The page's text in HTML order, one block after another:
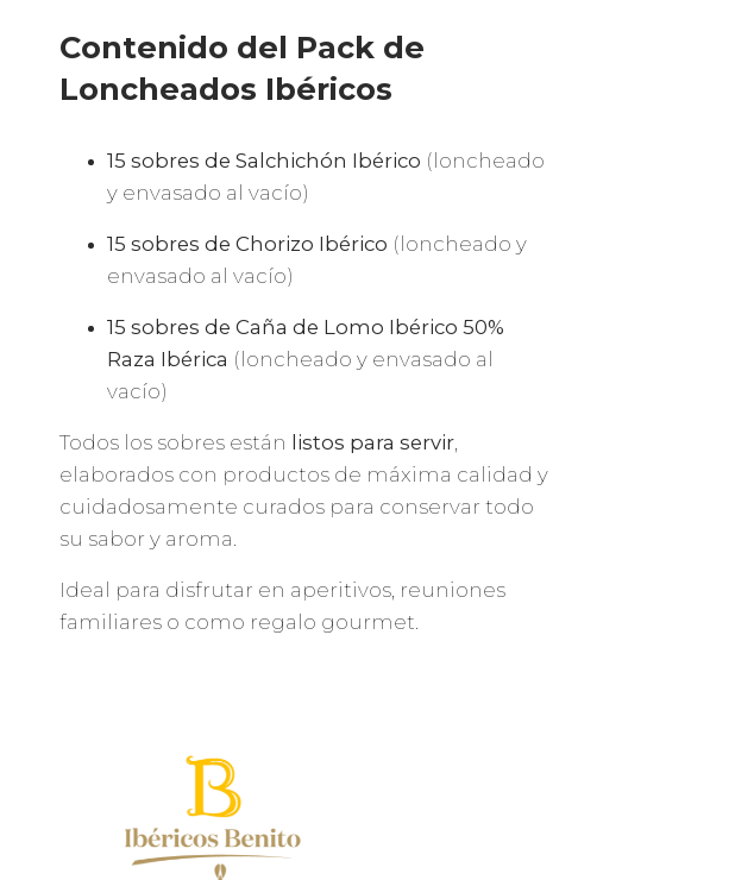
Contenido del Pack de
Loncheados Ibéricos
15 sobres de Salchichón Ibérico (loncheado
y envasado al vacío)
15 sobres de Chorizo Ibérico (loncheado y
envasado al vacío)
15 sobres de Caña de Lomo Ibérico 50%
Raza Ibérica (loncheado y envasado al
vacío)
Todos los sobres están listos para servir,
elaborados con productos de máxima calidad y
cuidadosamente curados para conservar todo
su sabor y aroma.
Ideal para disfrutar en aperitivos, reuniones
familiares o como regalo gourmet.